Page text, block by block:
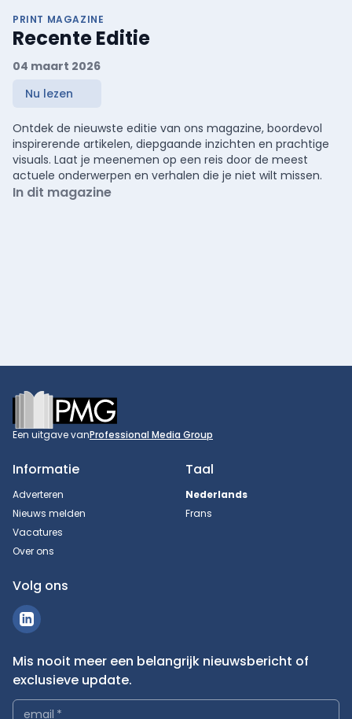
PRINT MAGAZINE
Recente Editie
04 maart 2026
Nu lezen
Ontdek de nieuwste editie van ons magazine, boordevol
inspirerende artikelen, diepgaande inzichten en prachtige
visuals. Laat je meenemen op een reis door de meest
actuele onderwerpen en verhalen die je niet wilt missen.
In dit magazine
Footer
Een uitgave vanProfessional Media Group
Informatie
Adverteren
Nieuws melden
Vacatures
Over ons
Taal
Nederlands
Frans
Volg ons
Mis nooit meer een belangrijk nieuwsbericht of
exclusieve update.
email *